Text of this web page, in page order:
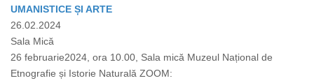
UMANISTICE ȘI ARTE
26.02.2024
Sala Mică
26 februarie2024, ora 10.00, Sala mică Muzeul Național de
Etnografie și Istorie Naturală ZOOM: